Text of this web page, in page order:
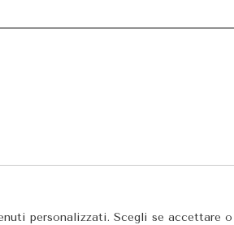
personalizzati. Scegli se accettare